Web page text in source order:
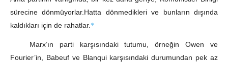
sürecine dönmüyorlar.Hatta dönmedikleri ve bunların dışında
kaldıkları için de rahatlar. *
Marx’ın parti karşısındaki tutumu, örneğin Owen ve
Fourier’in, Babeuf ve Blanqui karşısındaki durumundan pek az